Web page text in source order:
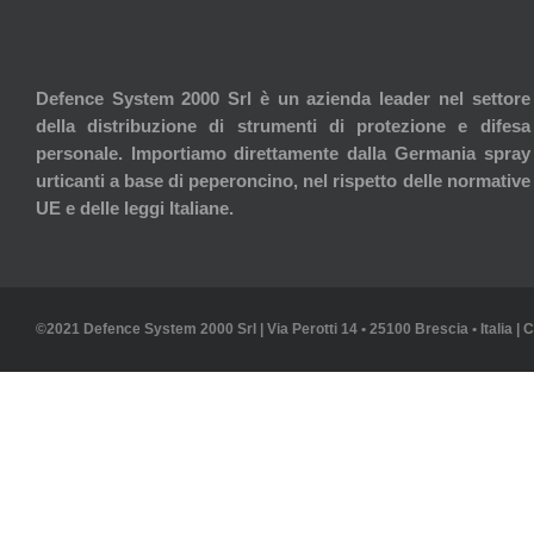
Defence System 2000 Srl è un azienda leader nel settore
della distribuzione di strumenti di protezione e difesa
personale. Importiamo direttamente dalla Germania spray
urticanti a base di peperoncino, nel rispetto delle normative
UE e delle leggi Italiane.
©2021 Defence System 2000 Srl | Via Perotti 14 • 25100 Brescia • Italia |